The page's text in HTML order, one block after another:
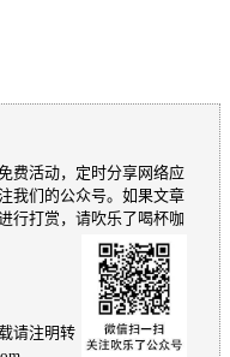
费活动，定时分享网络应
我们的公众号。如果文章
行打赏，请吹乐了喝杯咖
请注明转